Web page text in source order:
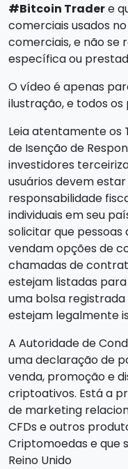
#Bitcoin Tradere
comerciais usados
comerciais, e não se
específica ou
O vídeo é apenas
ilustração, e todos
Leia atentamente os
de Isenção de
investidores
usuários devem
responsabilidade
individuais em seu
solicitar que pessoas
vendam opções de
chamadas de
estejam listadas
uma bolsa registrada
estejam legalmente
A Autoridade de
uma declaração de
venda, promoção e
criptoativos. Está a
de marketing
CFDs e outros
Criptomoedas e que
Reino Unido